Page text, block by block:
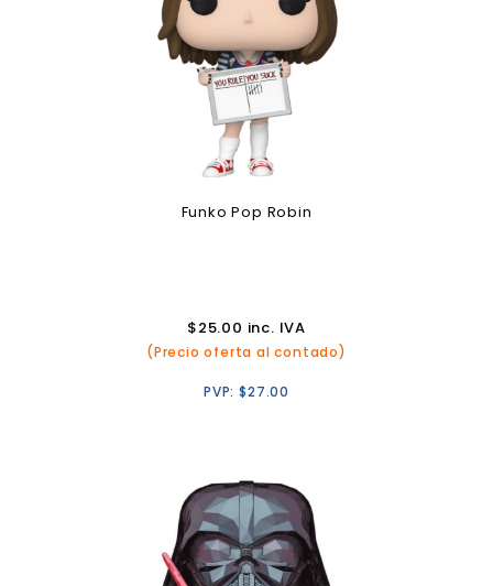
Funko Pop Robin
$25.00 inc. IVA
(Precio oferta al contado)
PVP:$27.00